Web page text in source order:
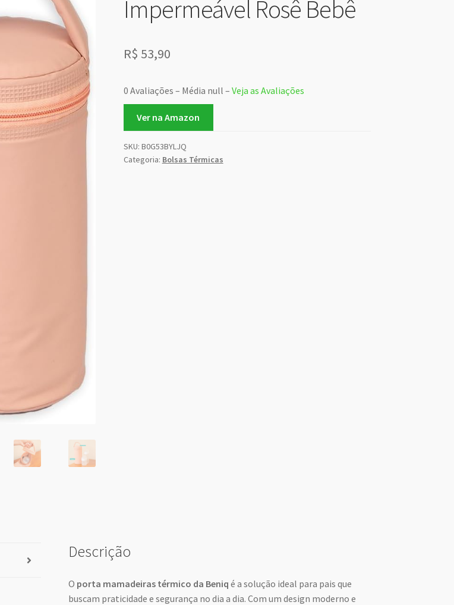
Impermeável Rosê Bebê
R$ 53,90
0 Avaliações – Média null – Veja as Avaliações
Ver na Amazon
SKU: B0G53BYLJQ
Categoria: Bolsas Térmicas
Descrição
O porta mamadeiras térmico da Beniq é a solução ideal para pais que
buscam praticidade e segurança no dia a dia. Com um design moderno e